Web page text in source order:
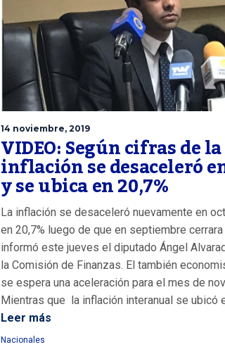
14 noviembre, 2019
VIDEO: Según cifras de
inflación se desaceleró
y se ubica en 20,7%
La inflación se desaceleró nuevamente en
en 20,7% luego de que en septiembre cerrara
informó este jueves el diputado Ángel
la Comisión de Finanzas. El también
se espera una aceleración para el mes de
Mientras que la inflación interanual se ubicó
Leer más
Nacionales